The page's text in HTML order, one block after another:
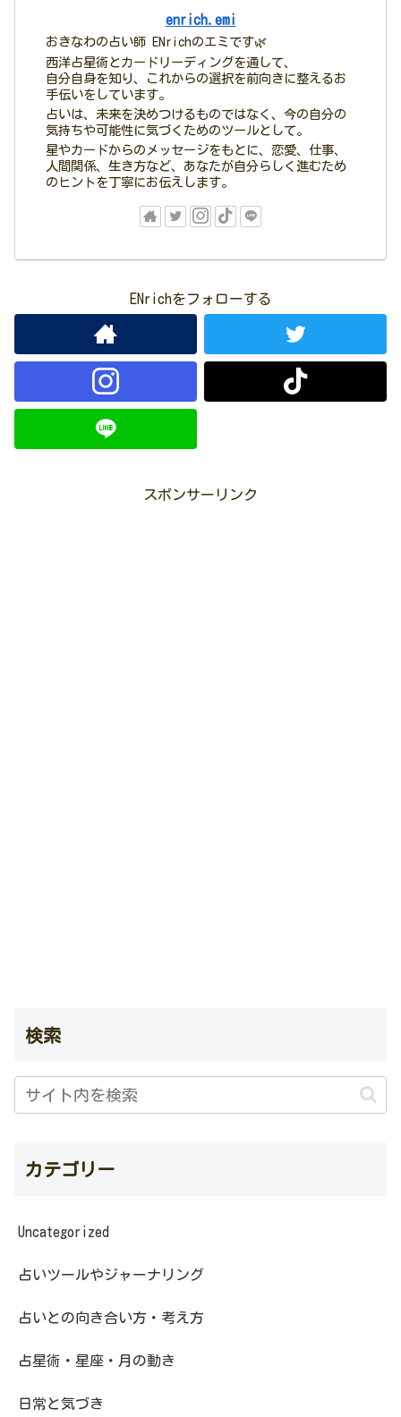
enrich.emi
おきなわの占い師 ENrichのエミです🌿
西洋占星術とカードリーディングを通して、
自分自身を知り、これからの選択を前向きに整えるお
手伝いをしています。
占いは、未来を決めつけるものではなく、今の自分の
気持ちや可能性に気づくためのツールとして。
星やカードからのメッセージをもとに、恋愛、仕事、
人間関係、生き方など、あなたが自分らしく進むため
のヒントを丁寧にお伝えします。
ENrichをフォローする
スポンサーリンク
検索
カテゴリー
Uncategorized
占いツールやジャーナリング
占いとの向き合い方・考え方
占星術・星座・月の動き
日常と気づき